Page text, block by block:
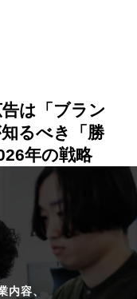
は「ブラン
るべき「勝
年の戦略
容、